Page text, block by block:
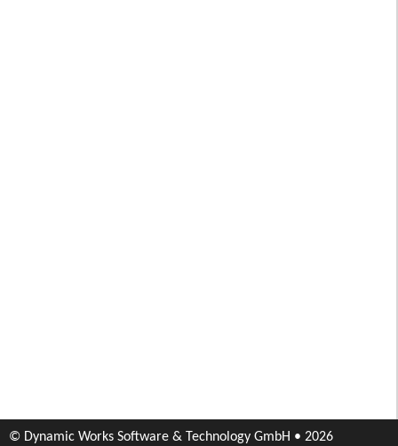
© Dynamic Works Software & Technology GmbH • 2026